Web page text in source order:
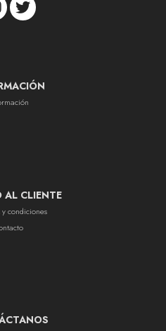
AL CLIENTE
y condiciones